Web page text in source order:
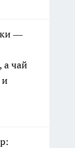
—
а чай